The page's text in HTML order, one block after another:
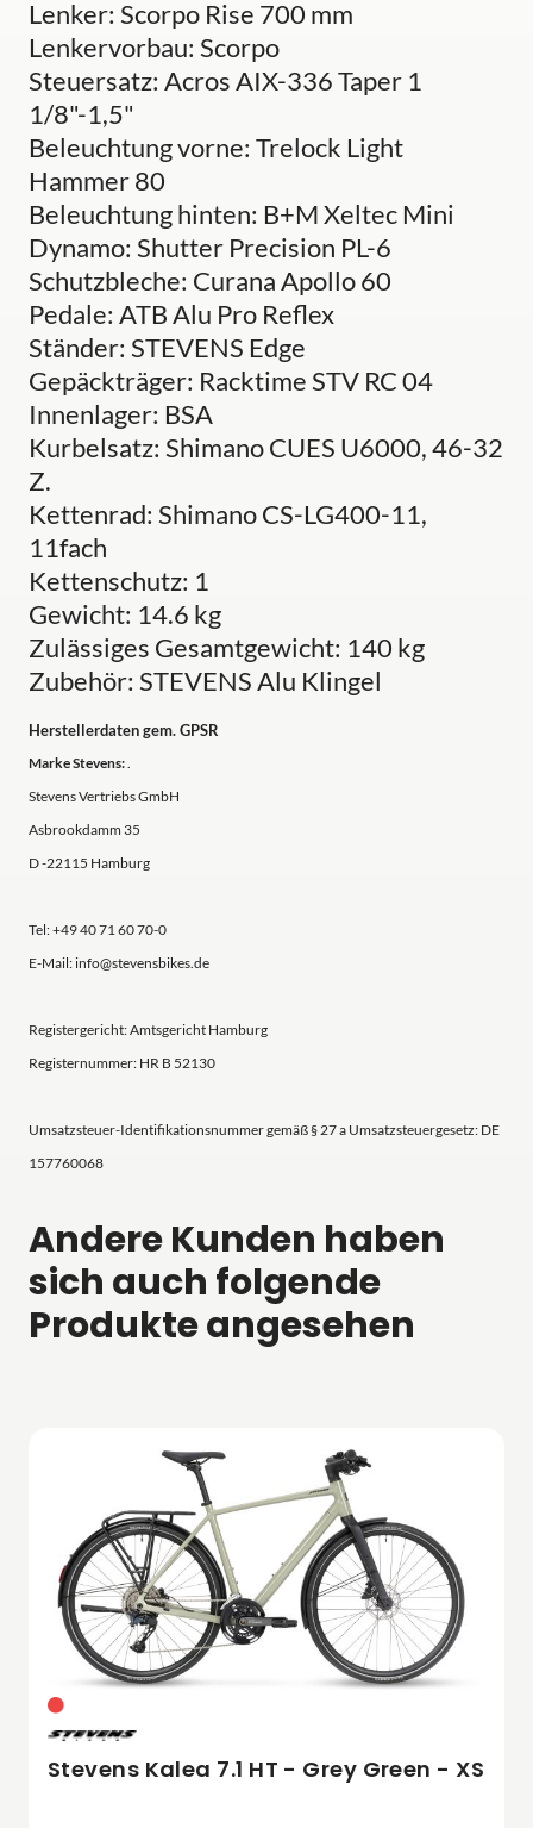
Lenker: Scorpo Rise 700 mm
Lenkervorbau: Scorpo
Steuersatz: Acros AIX-336 Taper 1
1/8"-1,5"
Beleuchtung vorne: Trelock Light
Hammer 80
Beleuchtung hinten: B+M Xeltec Mini
Dynamo: Shutter Precision PL-6
Schutzbleche: Curana Apollo 60
Pedale: ATB Alu Pro Reflex
Ständer: STEVENS Edge
Gepäckträger: Racktime STV RC 04
Innenlager: BSA
Kurbelsatz: Shimano CUES U6000, 46-32
Z.
Kettenrad: Shimano CS-LG400-11,
11fach
Kettenschutz: 1
Gewicht: 14.6 kg
Zulässiges Gesamtgewicht: 140 kg
Zubehör: STEVENS Alu Klingel
Herstellerdaten gem. GPSR
Marke Stevens:.
Stevens Vertriebs GmbH
Asbrookdamm 35
D -22115 Hamburg
Tel: +49 40 71 60 70-0
E-Mail: info@stevensbikes.de
Registergericht: Amtsgericht Hamburg
Registernummer: HR B 52130
Umsatzsteuer-Identifikationsnummer gemäß § 27 a Umsatzsteuergesetz: DE
157760068
Andere Kunden haben
sich auch folgende
Produkte angesehen
Stevens Kalea 7.1 HT - Grey Green - XS